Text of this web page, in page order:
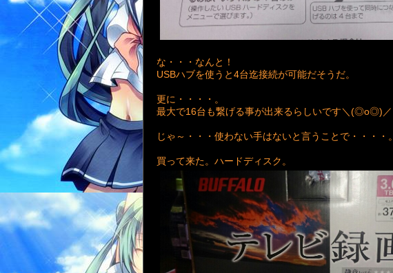
な・・・なんと！
USBハブを使うと4台迄接続が可能だそうだ。
更に・・・・。
最大で16台も繋げる事が出来るらしいです＼(◎o◎)／
じゃ～・・・使わない手はないと言うことで・・・・。
買って来た。ハードディスク。